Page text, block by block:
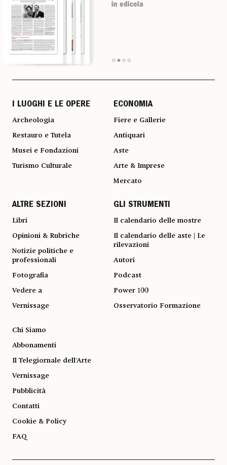
in edicola
in edicola
in edicola
in edicola
I LUOGHI E LE OPERE
Archeologia
Restauro e Tutela
Musei e Fondazioni
Turismo Culturale
ECONOMIA
Fiere e Gallerie
Antiquari
Aste
Arte & Imprese
Mercato
ALTRE SEZIONI
Libri
Opinioni & Rubriche
Notizie politiche e
professionali
Fotografia
Vedere a
Vernissage
GLI STRUMENTI
Il calendario delle mostre
Il calendario delle aste | Le
rilevazioni
Autori
Podcast
Power 100
Osservatorio Formazione
Chi Siamo
Abbonamenti
Il Telegiornale dell'Arte
Vernissage
Pubblicità
Contatti
Cookie & Policy
FAQ